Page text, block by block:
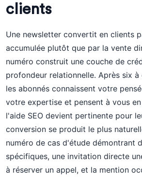
clients
Une newsletter convertit en clients
accumulée plutôt que par la vente
numéro construit une couche de
profondeur relationnelle. Après six à
les abonnés connaissent votre
votre expertise et pensent à vous
l'aide SEO devient pertinente pour
conversion se produit le plus
numéro de cas d'étude démontrant
spécifiques, une invitation directe
à réserver un appel, et la mention